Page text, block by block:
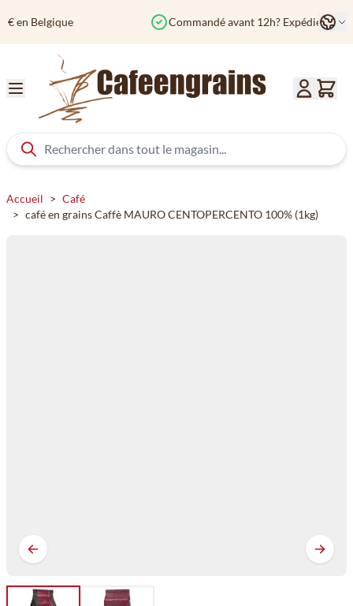
Commandé avant 12h? Expédié aujourd'hui
Accueil > Café
> café en grains Caffè MAURO CENTOPERCENTO 100% (1kg)